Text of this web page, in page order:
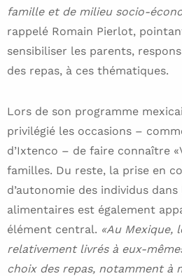
famille et de milieu socio-
rappelé Romain Pierlot,
sensibiliser les parents,
des repas, à ces thématiques.
Lors de son programme
privilégié les occasions –
d’Ixtenco – de faire connaître
familles. Du reste, la prise en
d’autonomie des individus
alimentaires est également
élément central. «Au Mexique,
relativement livrés à eux-
choix des repas, notamment à